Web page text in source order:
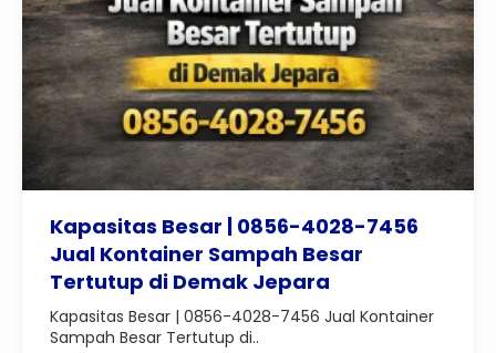
Kapasitas Besar | 0856-4028-7456
Jual Kontainer Sampah Besar
Tertutup di Demak Jepara
Kapasitas Besar | 0856-4028-7456 Jual Kontainer
Sampah Besar Tertutup di..